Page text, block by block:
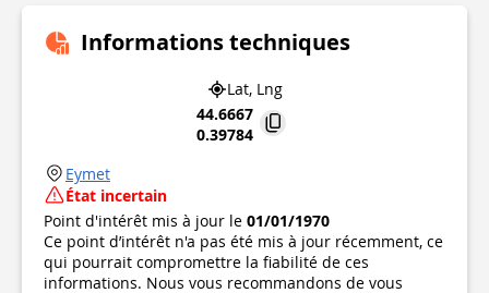
Informations techniques
Lat, Lng
44.6667
0.39784
Eymet
État incertain
Point d'intérêt mis à jour le 01/01/1970
Ce point d’intérêt n'a pas été mis à jour récemment, ce
qui pourrait compromettre la fiabilité de ces
informations. Nous vous recommandons de vous